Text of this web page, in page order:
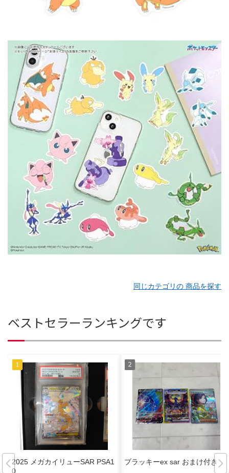
同じカテゴリの 商品を探す
ベストセラーランキングです
2025 メガカイリューSAR PSA1
0
ブラッキーex sar おまけ付き